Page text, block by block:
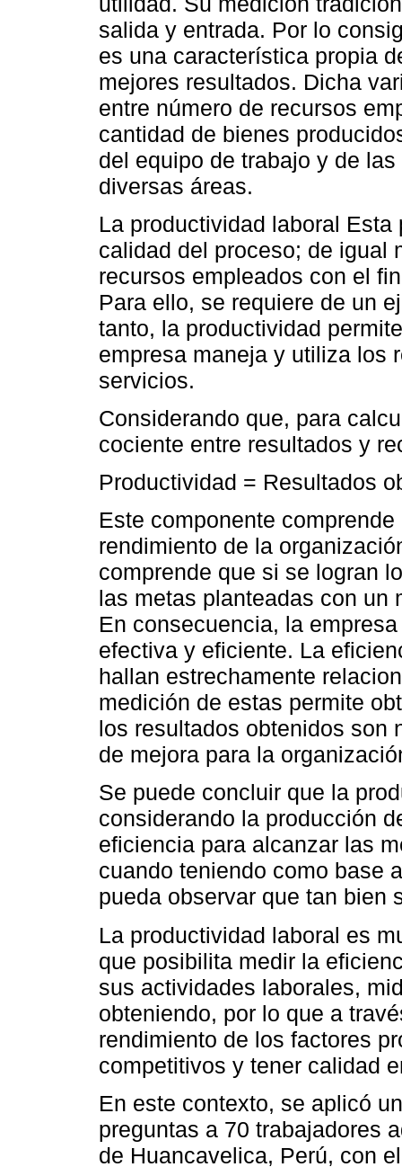
salida y entrada. Por lo
es una característica propia
mejores resultados. Dicha
entre número de recursos
cantidad de bienes
del equipo de trabajo y de
diversas áreas.
La productividad laboral
calidad del proceso; de igual
recursos empleados con el
Para ello, se requiere de un
tanto, la productividad
empresa maneja y utiliza los
servicios.
Considerando que, para
cociente entre resultados y
Productividad = Resultados
Este componente
rendimiento de la
comprende que si se logran
las metas planteadas con un
En consecuencia, la
efectiva y eficiente. La
hallan estrechamente
medición de estas permite
los resultados obtenidos son
de mejora para la
Se puede concluir que la
considerando la producción
eficiencia para alcanzar las
cuando teniendo como base
pueda observar que tan bien
La productividad laboral es
que posibilita medir la
sus actividades laborales,
obteniendo, por lo que a
rendimiento de los factores
competitivos y tener calidad
En este contexto, se aplicó
preguntas a 70 trabajadores
de Huancavelica, Perú, con